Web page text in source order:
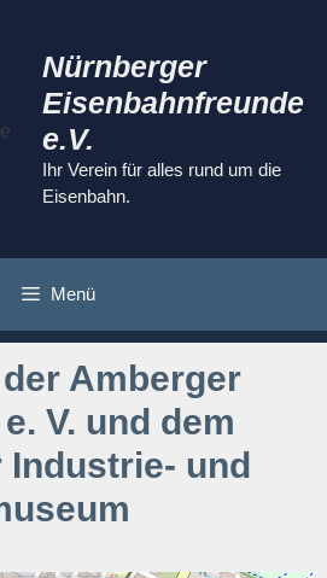
Nürnberger
Eisenbahnfreunde
e.V.
Ihr Verein für alles rund um die
Eisenbahn.
Menü
Amberger
V. und dem
Industrie- und